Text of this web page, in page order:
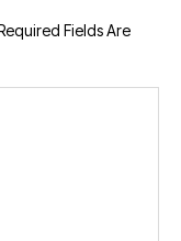
Fields Are